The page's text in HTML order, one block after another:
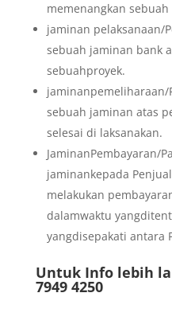
memenangkan sebuah
jaminan pelaksanaan/
sebuah jaminan bank
sebuahproyek.
sebuah jaminan atas
selesai di laksanakan.
JaminanPembayaran/
jaminankepada
melakukan
dalamwaktu
yangdisepakati antara
Untuk Info lebih
7949 4250